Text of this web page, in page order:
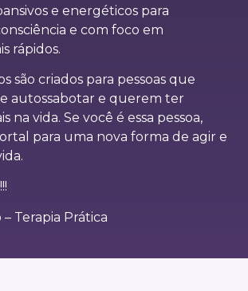
e energéticos para
e com foco em
rápidos.
são criados para pessoas que
autossabotar e querem ter
na vida. Se você é essa pessoa,
para uma nova forma de agir e
Terapia Prática